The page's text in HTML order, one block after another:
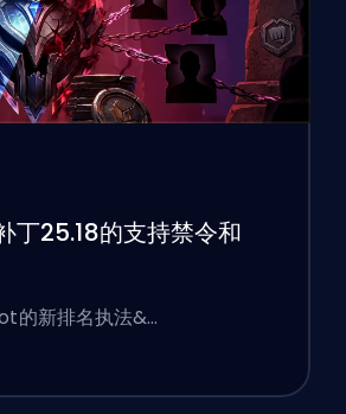
丁25.18的支持禁令和
的新排名执法&…